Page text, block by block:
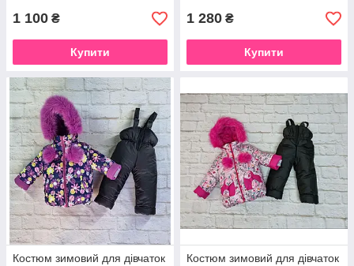
1 100 ₴
Купити
1 280 ₴
Купити
Костюм зимовий для дівчаток
Костюм зимовий для дівчаток